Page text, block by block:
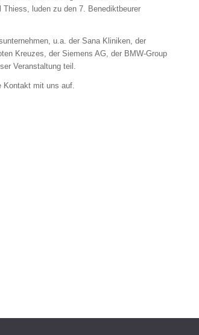
Thiess, luden zu den 7. Benediktbeurer
u.a. der Sana Kliniken, der
Kreuzes, der Siemens AG, der BMW-Group
Veranstaltung teil.
Kontakt mit uns auf.